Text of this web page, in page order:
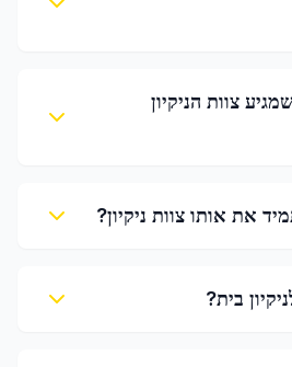
צוות הניקיון
את אותו צוות ניקיון?
בית?